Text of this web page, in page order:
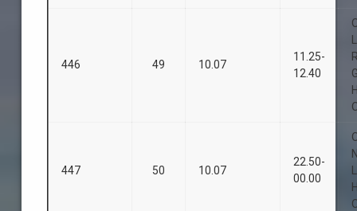
446 49 10.07
11.25-
12.40
447 50 10.07
22.50-
00.00